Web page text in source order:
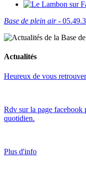
Base de plein air-
Actualités
Heureux de vous
Rdv sur la page facebook
quotidien.
Plus d'info